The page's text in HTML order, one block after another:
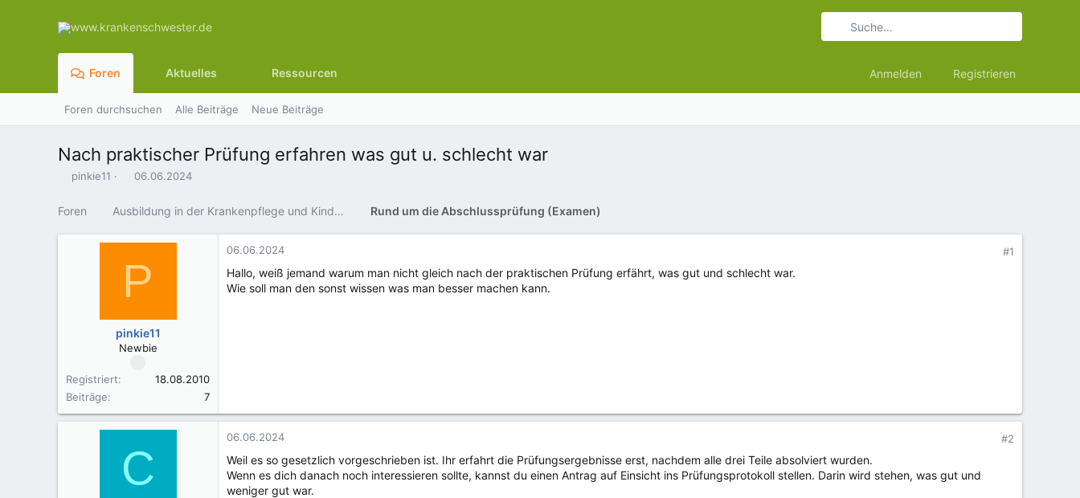
Foren Aktuelles Ressourcen Anmelden Registrieren
Foren durchsuchen Alle Beiträge Neue Beiträge
Nach praktischer Prüfung erfahren was gut u. schlecht war
E
t
e
pinkie11
E
t
e
06.06.2024
Foren Ausbildung in der Krankenpflege und Kinderkrankenpflege Rund um die Abschlussprüfung (Examen)
P
pinkie11
Newbie
Registriert
18.08.2010
Beiträge
7
06.06.2024 #1
Hallo, weiß jemand warum man nicht gleich nach der praktischen Prüfung erfährt, was gut und schlecht war.
Wie soll man den sonst wissen was man besser machen kann.
C
06.06.2024 #2
Weil es so gesetzlich vorgeschrieben ist. Ihr erfahrt die Prüfungsergebnisse erst, nachdem alle drei Teile absolviert wurden.
Wenn es dich danach noch interessieren sollte, kannst du einen Antrag auf Einsicht ins Prüfungsprotokoll stellen. Darin wird stehen, was gut und
weniger gut war.